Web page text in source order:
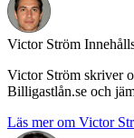
Victor Ström
Victor Ström skriver
Billigastlån.se och
Läs mer om Victor